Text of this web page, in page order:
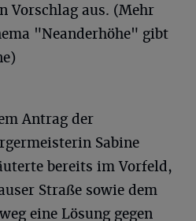
Vorschlag aus. (Mehr
"Neanderhöhe" gibt
Antrag der
Sabine
bereits im Vorfeld,
Straße sowie dem
eine Lösung gegen